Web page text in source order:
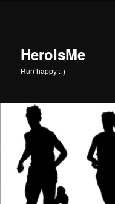
inhoudHeroIsMe
Run happy :-)